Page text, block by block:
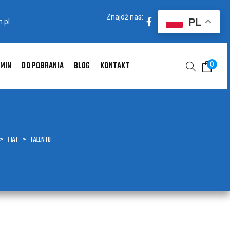
Znajdź nas:
DO POBRANIA BLOG KONTAKT 0
> FIAT > TALENTO
PL